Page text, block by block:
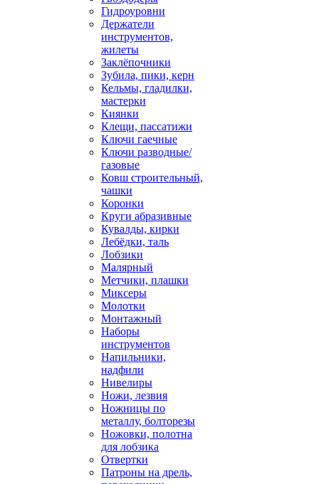
Гидроуровни
Держатели
инструментов,
жилеты
Заклёпочники
Зубила, пики, керн
Кельмы, гладилки,
мастерки
Киянки
Клещи, пассатижи
Ключи гаечные
Ключи разводные/
газовые
Ковш строительный,
чашки
Коронки
Круги абразивные
Кувалды, кирки
Лебёдки, таль
Лобзики
Малярный
Метчики, плашки
Миксеры
Молотки
Монтажный
Наборы
инструментов
Напильники,
надфили
Нивелиры
Ножи, лезвия
Ножницы по
металлу, болторезы
Ножовки, полотна
для лобзика
Отвертки
Патроны на дрель,